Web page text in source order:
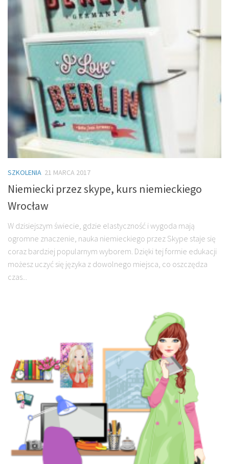
SZKOLENIA 21 MARCA 2017
Niemiecki przez skype, kurs niemieckiego
Wrocław
W dzisiejszym świecie, gdzie elastyczność i wygoda mają
ogromne znaczenie, nauka niemieckiego przez Skype staje się
coraz bardziej popularnym wyborem. Dzięki tej formie edukacji
możesz uczyć się języka z dowolnego miejsca, co oszczędza
czas...